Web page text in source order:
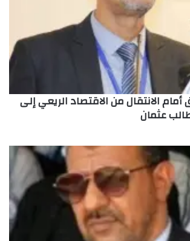
الانتقال من الاقتصاد الريعي إلى
عثمان